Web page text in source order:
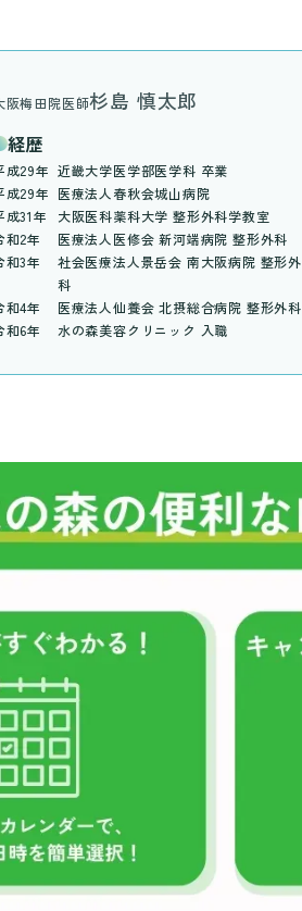
阪梅田院医師杉島 慎太郎
経歴
成29年 近畿大学医学部医学科 卒業
成29年 医療法人春秋会城山病院
成31年
大阪医科薬科大学 整形外科学教室
和2年
医療法人医修会 新河端病院 整形外科
和3年
社会医療法人景岳会 南大阪病院 整形外
科
和4年
医療法人仙養会 北摂総合病院 整形外科
和6年
水の森美容クリニック 入職